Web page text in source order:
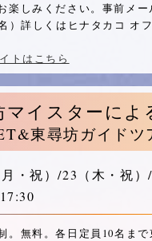
楽しみください。事前メ
）詳しくはヒナタカコ オ
トはこちら
マイスターによ
東尋坊ガイドツ
月・祝）/23 （木・祝）
。無料。各日定員10名ま